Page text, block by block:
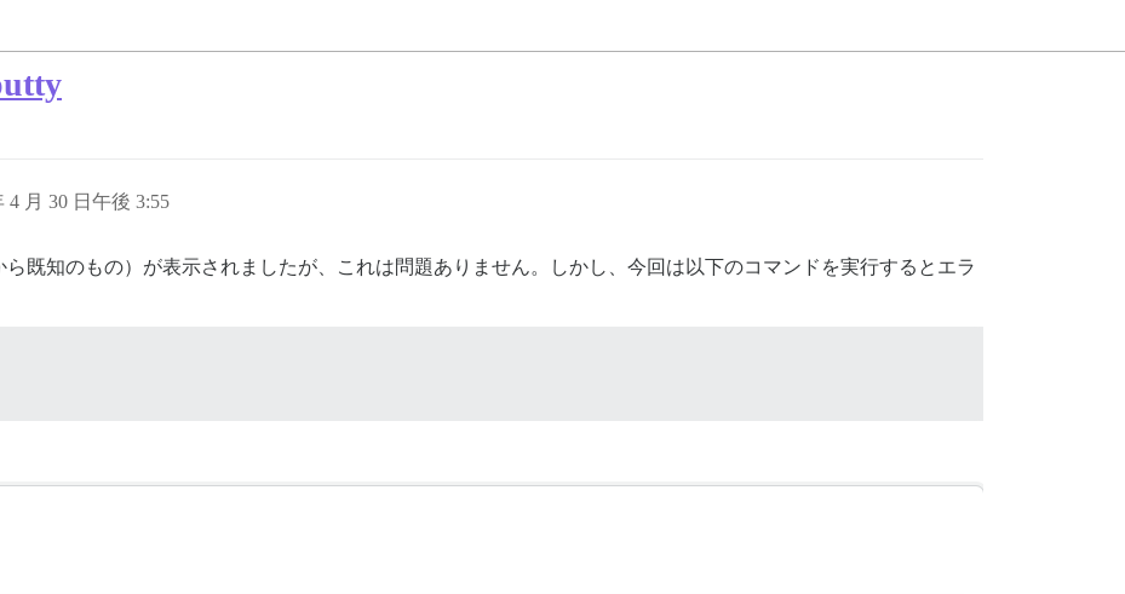
4 月 30 日午後 3:55
既知のもの）が表示されましたが、これは問題ありません。しかし、今回は以下のコマンドを実行するとエラ